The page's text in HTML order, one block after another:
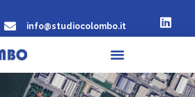
info@studiocolombo.it